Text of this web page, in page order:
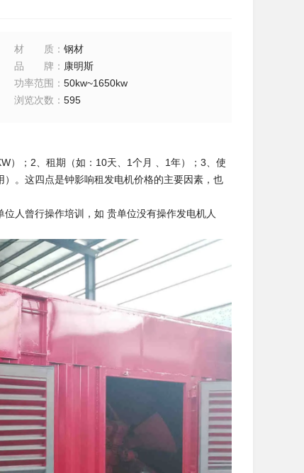
材质 ：钢材
品牌 ： 康明斯
功率范围 ：50kw~1650kw
浏览次数 ：595
）；2、租期（如：10天、1个月 、1年）；3、使
。这四点是钟影响租发电机价格的主要因素，也
人曾行操作培训，如 贵单位没有操作发电机人